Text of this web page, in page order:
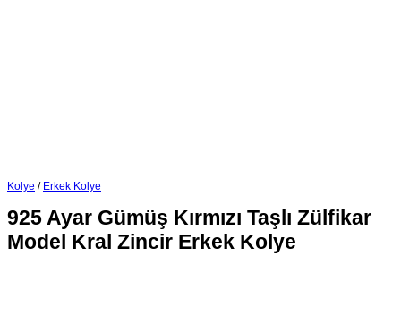
Kolye / Erkek Kolye
925 Ayar Gümüş Kırmızı Taşlı Zülfikar
Model Kral Zincir Erkek Kolye